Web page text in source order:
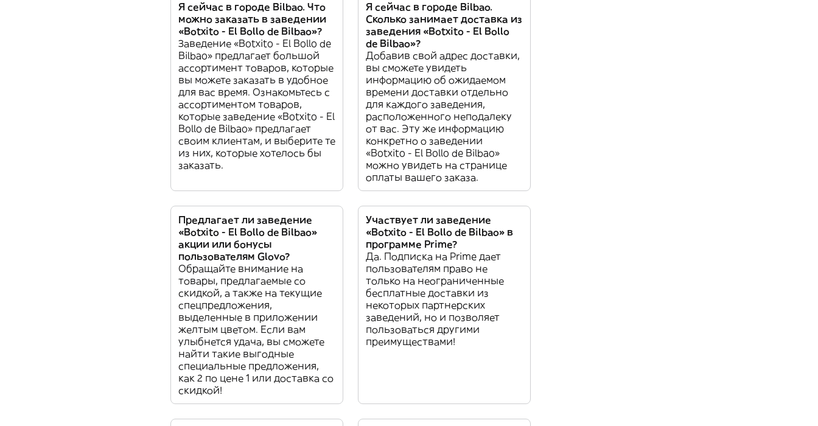
Я сейчас в городе Bilbao. Что
можно заказать в заведении
«Botxito - El Bollo de Bilbao»?
Заведение «Botxito - El Bollo de
Bilbao» предлагает большой
ассортимент товаров, которые
вы можете заказать в удобное
для вас время. Ознакомьтесь с
ассортиментом товаров,
которые заведение «Botxito - El
Bollo de Bilbao» предлагает
своим клиентам, и выберите те
из них, которые хотелось бы
заказать.
Я сейчас в городе Bilbao.
Сколько занимает доставка из
заведения «Botxito - El Bollo
de Bilbao»?
Добавив свой адрес доставки,
вы сможете увидеть
информацию об ожидаемом
времени доставки отдельно
для каждого заведения,
расположенного неподалеку
от вас. Эту же информацию
конкретно о заведении
«Botxito - El Bollo de Bilbao»
можно увидеть на странице
оплаты вашего заказа.
Предлагает ли заведение
«Botxito - El Bollo de Bilbao»
акции или бонусы
пользователям Glovo?
Обращайте внимание на
товары, предлагаемые со
скидкой, а также на текущие
спецпредложения,
выделенные в приложении
желтым цветом. Если вам
улыбнется удача, вы сможете
найти такие выгодные
специальные предложения,
как 2 по цене 1 или доставка со
скидкой!
Участвует ли заведение
«Botxito - El Bollo de Bilbao» в
программе Prime?
Да. Подписка на Prime дает
пользователям право не
только на неограниченные
бесплатные доставки из
некоторых партнерских
заведений, но и позволяет
пользоваться другими
преимуществами!